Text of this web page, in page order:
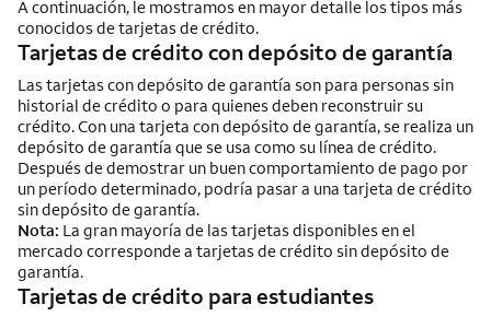
A continuación, le mostramos en mayor detalle los tipos más
conocidos de tarjetas de crédito.
Tarjetas de crédito con depósito de garantía
Las tarjetas con depósito de garantía son para personas sin
historial de crédito o para quienes deben reconstruir su
crédito. Con una tarjeta con depósito de garantía, se realiza un
depósito de garantía que se usa como su línea de crédito.
Después de demostrar un buen comportamiento de pago por
un período determinado, podría pasar a una tarjeta de crédito
sin depósito de garantía.
Nota: La gran mayoría de las tarjetas disponibles en el
mercado corresponde a tarjetas de crédito sin depósito de
garantía.
Tarjetas de crédito para estudiantes